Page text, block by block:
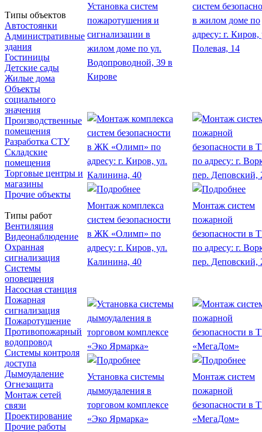
Типы объектов
Автостоянки
Административные
здания
Гостиницы
Детские сады
Жилые дома
Объекты
социального
значения
Производственные
помещения
Разработка СТУ
Складские
помещения
Торговые центры и
магазины
Прочие объекты
Типы работ
Вентиляция
Видеонаблюдение
Охранная
сигнализация
Системы
оповещения
Насосная станция
Пожарная
сигнализация
Пожаротушение
Противопожарный
водопровод
Системы контроля
доступа
Дымоудаление
Огнезащита
Монтаж сетей
связи
Проектирование
Прочие работы
Установка систем
пожаротушения и
сигнализации в
жилом доме по ул.
Водопроводной, 39 в
Кирове
систем
в жилом доме по
адресу: г. Киров,
Полевая, 14
Монтаж комплекса
систем безопасности
в ЖК «Олимп» по
адресу: г. Киров, ул.
Калинина, 40
Монтаж систем
пожарной
безопасности в
по адресу: г.
пер. Деповский,
Установка системы
дымоудаления в
торговом комплексе
«Эко Ярмарка»
Монтаж систем
пожарной
безопасности в
«МегаДом»